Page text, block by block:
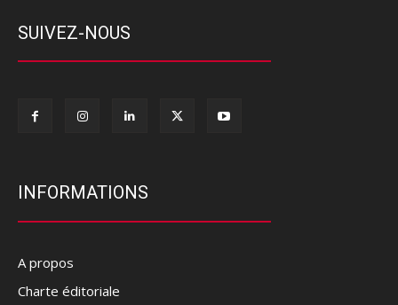
SUIVEZ-NOUS
INFORMATIONS
A propos
Charte éditoriale